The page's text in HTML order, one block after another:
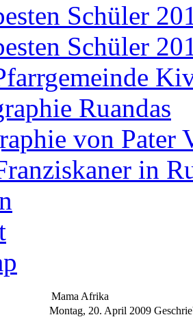
Schüler
Schüler
Ruandas
von Pater
in
Mama Afrika
Montag, 20. April 2009